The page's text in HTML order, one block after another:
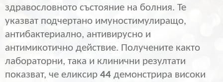
здравословното състояние на болния. Те
указват подчертано имуностимулиращо,
антибактериално, антивирусно и
антимикотично действие. Получените както
лабораторни, така и клинични резултати
показват, че еликсир 44 демонстрира високи